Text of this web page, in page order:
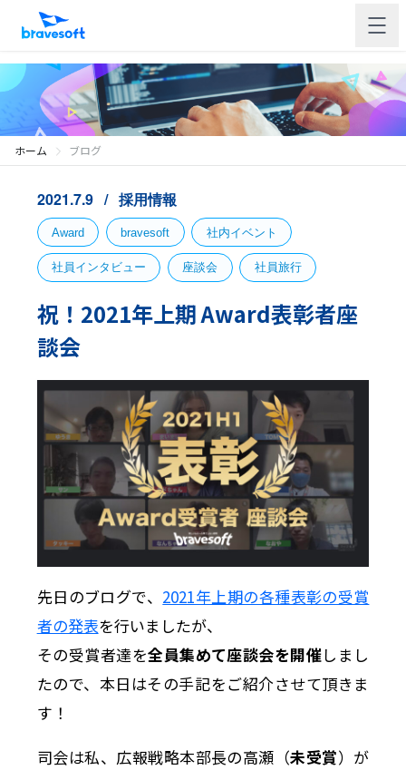
ホーム ブログ
2021.7.9 採用情報
Award bravesoft 社内イベント
社員インタビュー 座談会 社員旅行
祝！2021年上期 Award表彰者座
談会
先日のブログで、 2021年上期の各種表彰の受賞
者の発表を行いましたが、
その受賞者達を全員集めて座談会を開催しまし
たので、本日はその手記をご紹介させて頂きま
す！
司会は私、広報戦略本部長の高瀬（未受賞）が